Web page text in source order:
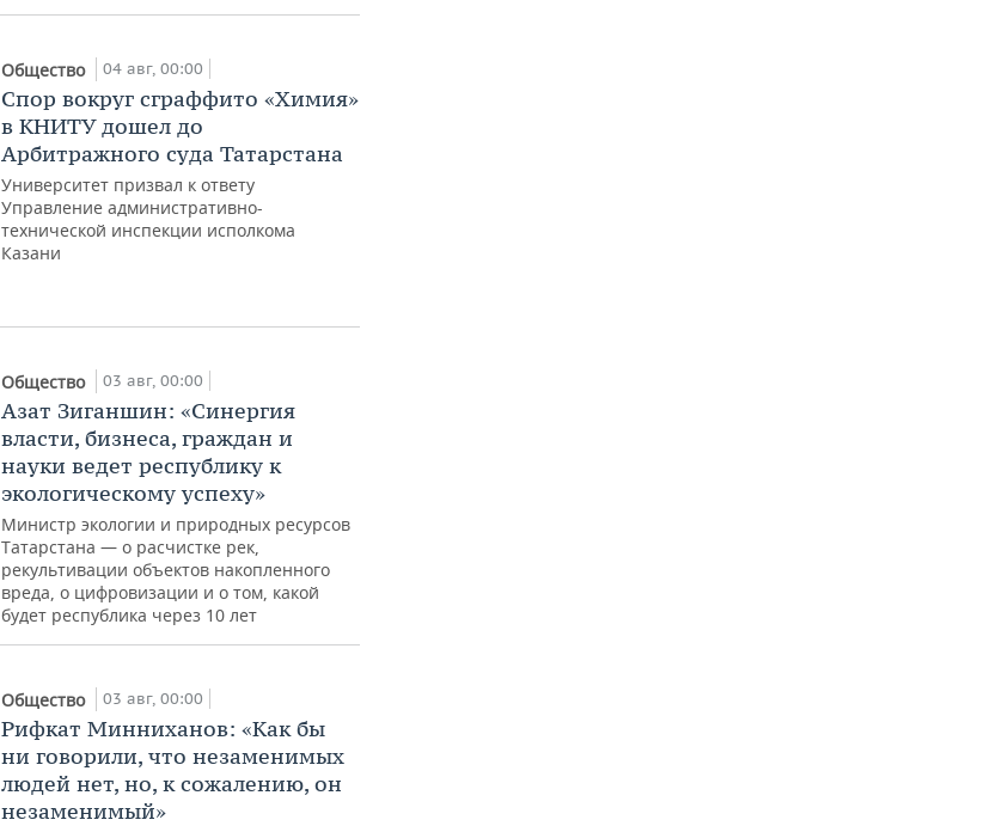
Общество 04 авг, 00:00
Спор вокруг сграффито «Химия»
в КНИТУ дошел до
Арбитражного суда Татарстана
Университет призвал к ответу
Управление административно-
технической инспекции исполкома
Казани
Общество 03 авг, 00:00
Азат Зиганшин: «Синергия
власти, бизнеса, граждан и
науки ведет республику к
экологическому успеху»
Министр экологии и природных ресурсов
Татарстана — о расчистке рек,
рекультивации объектов накопленного
вреда, о цифровизации и о том, какой
будет республика через 10 лет
Общество 03 авг, 00:00
Рифкат Минниханов: «Как бы
ни говорили, что незаменимых
людей нет, но, к сожалению, он
незаменимый»